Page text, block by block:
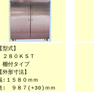
型式】
８０ＫＳＴ
付タイプ
外形寸法】
:１５８０ｍｍ
: ９８７(+30)ｍｍ